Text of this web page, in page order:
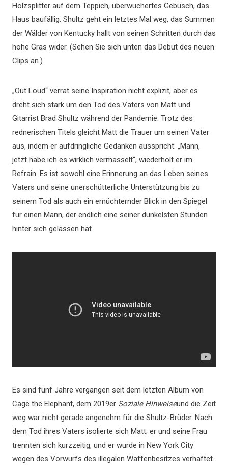
Holzsplitter auf dem Teppich, überwuchertes Gebüsch, das
Haus baufällig. Shultz geht ein letztes Mal weg, das Summen
der Wälder von Kentucky hallt von seinen Schritten durch das
hohe Gras wider. (Sehen Sie sich unten das Debüt des neuen
Clips an.)
„Out Loud“ verrät seine Inspiration nicht explizit, aber es
dreht sich stark um den Tod des Vaters von Matt und
Gitarrist Brad Shultz während der Pandemie. Trotz des
rednerischen Titels gleicht Matt die Trauer um seinen Vater
aus, indem er aufdringliche Gedanken ausspricht: „Mann,
jetzt habe ich es wirklich vermasselt“, wiederholt er im
Refrain. Es ist sowohl eine Erinnerung an das Leben seines
Vaters und seine unerschütterliche Unterstützung bis zu
seinem Tod als auch ein ernüchternder Blick in den Spiegel
für einen Mann, der endlich eine seiner dunkelsten Stunden
hinter sich gelassen hat.
Es sind fünf Jahre vergangen seit dem letzten Album von
Cage the Elephant, dem 2019er Soziale Hinweiseund die Zeit
weg war nicht gerade angenehm für die Shultz-Brüder. Nach
dem Tod ihres Vaters isolierte sich Matt; er und seine Frau
trennten sich kurzzeitig, und er wurde in New York City
wegen des Vorwurfs des illegalen Waffenbesitzes verhaftet.